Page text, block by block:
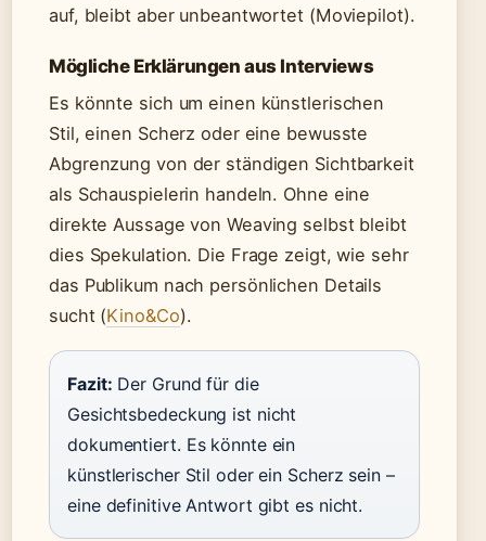
auf, bleibt aber unbeantwortet (Moviepilot).
Mögliche Erklärungen aus Interviews
Es könnte sich um einen künstlerischen
Stil, einen Scherz oder eine bewusste
Abgrenzung von der ständigen Sichtbarkeit
als Schauspielerin handeln. Ohne eine
direkte Aussage von Weaving selbst bleibt
dies Spekulation. Die Frage zeigt, wie sehr
das Publikum nach persönlichen Details
sucht (Kino&Co).
Fazit: Der Grund für die
Gesichtsbedeckung ist nicht
dokumentiert. Es könnte ein
künstlerischer Stil oder ein Scherz sein –
eine definitive Antwort gibt es nicht.